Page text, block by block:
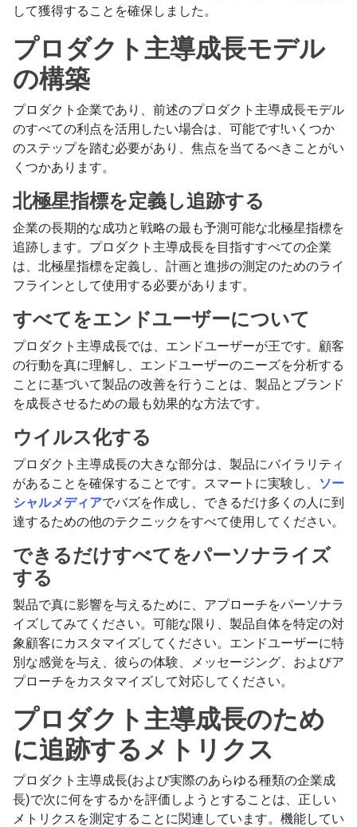
して獲得することを確保しました。
プロダクト主導成長モデル
の構築
プロダクト企業であり、前述のプロダクト主導成長モデル
のすべての利点を活用したい場合は、可能です!いくつか
のステップを踏む必要があり、焦点を当てるべきことがい
くつかあります。
北極星指標を定義し追跡する
企業の長期的な成功と戦略の最も予測可能な北極星指標を
追跡します。プロダクト主導成長を目指すすべての企業
は、北極星指標を定義し、計画と進捗の測定のためのライ
フラインとして使用する必要があります。
すべてをエンドユーザーについて
プロダクト主導成長では、エンドユーザーが王です。顧客
の行動を真に理解し、エンドユーザーのニーズを分析する
ことに基づいて製品の改善を行うことは、製品とブランド
を成長させるための最も効果的な方法です。
ウイルス化する
プロダクト主導成長の大きな部分は、製品にバイラリティ
があることを確保することです。スマートに実験し、
ソー
シャルメディアでバズを作成し、できるだけ多くの人に到
達するための他のテクニックをすべて使用してください。
できるだけすべてをパーソナライズ
する
製品で真に影響を与えるために、アプローチをパーソナラ
イズしてみてください。可能な限り、製品自体を特定の対
象顧客にカスタマイズしてください。エンドユーザーに特
別な感覚を与え、彼らの体験、メッセージング、およびア
プローチをカスタマイズして対応してください。
プロダクト主導成長のため
に追跡するメトリクス
プロダクト主導成長(および実際のあらゆる種類の企業成
長)で次に何をするかを評価しようとすることは、正しい
メトリクスを測定することに関連しています。機能してい